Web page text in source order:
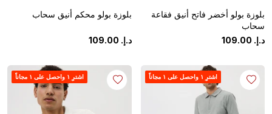
بلوزة بولو أخضر فاتح أنيق فقاعة
سحاب
د.إ.
109.00
بلوزة بولو محكم أنيق سحاب
د.إ. 109.00
اشترِ ١ واحصل على ١ مجاناً اشترِ ١ واحصل على ١ مجاناً